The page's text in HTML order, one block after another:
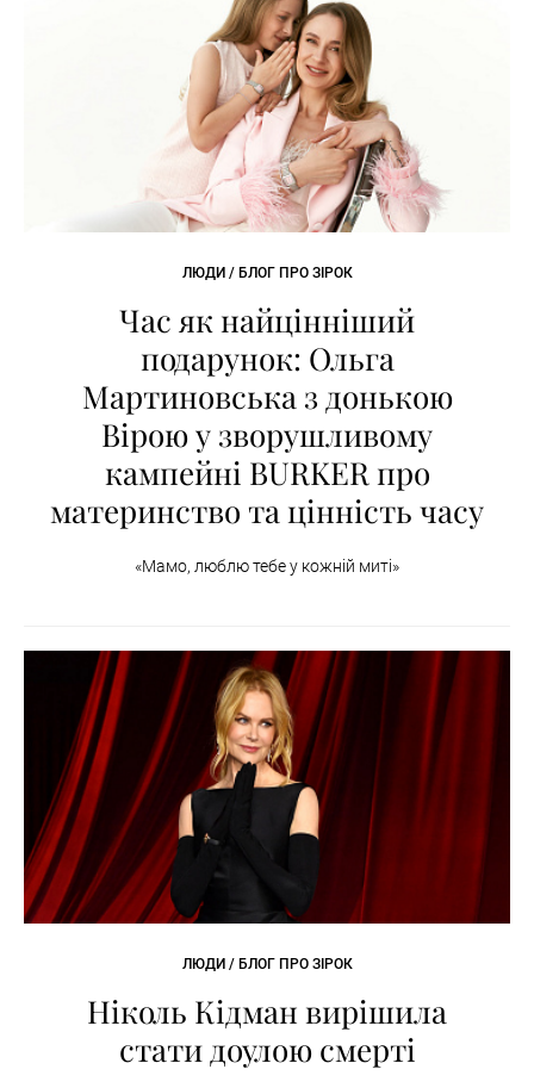
ЛЮДИ / БЛОГ ПРО ЗІРОК
Час як найцінніший
подарунок: Ольга
Мартиновська з донькою
Вірою у зворушливому
кампейні BURKER про
материнство та цінність часу
«Мамо, люблю тебе у кожній миті»
ЛЮДИ / БЛОГ ПРО ЗІРОК
Ніколь Кідман вирішила
стати доулою смерті